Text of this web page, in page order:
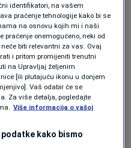
prvog Oscara za
"20 dana u
Volio bih da film nisam
identifikatori, na vašem
praćenje tehnologije kako bi se
na osnovu kojih mi i naši
praćenje onemogućeno, neki od
biti relevantni za vas. Ovaj
i pritom promijeniti trenutni
na Upravljaj željenim
[ili plutajuću ikonu u donjem
Vaš odabir će se
Za više detalja, pogledajte
Više informacija o vašoj
kako bismo